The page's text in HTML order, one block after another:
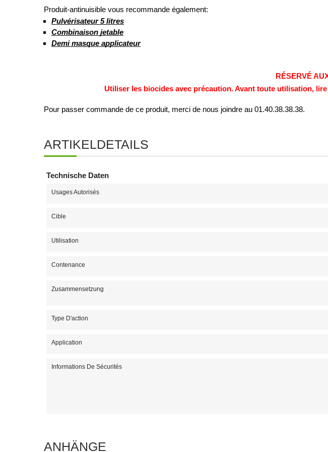
Produit-antinuisible vous recommande également:
Pulvérisateur 5 litres
Combinaison jetable
Demi masque applicateur
RÉSERVÉ
Utiliser les biocides avec précaution. Avant toute utilisation,
Pour passer commande de ce produit, merci de nous joindre au 01.40.38.38.38.
ARTIKELDETAILS
Technische Daten
Usages Autorisés
Cible
Utilisation
Contenance
Zusammensetzung
Type D'action
Application
Informations De Sécurités
ANHÄNGE